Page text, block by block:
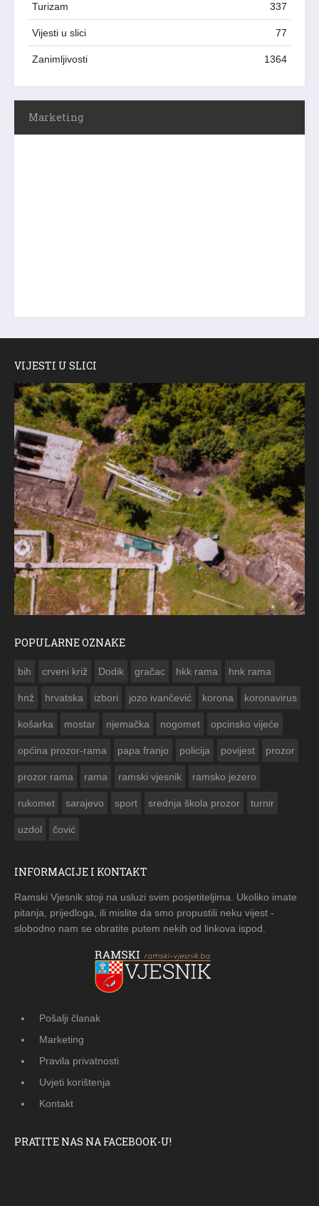
Turizam 337
Vijesti u slici 77
Zanimljivosti 1364
Marketing
VIJESTI U SLICI
POPULARNE OZNAKE
bih crveni križ Dodik gračac hkk rama hnk rama
hnž hrvatska izbori jozo ivančević korona koronavirus
košarka mostar njemačka nogomet opcinsko vijeće
općina prozor-rama papa franjo policija povijest prozor
prozor rama rama ramski vjesnik ramsko jezero
rukomet sarajevo sport srednja škola prozor turnir
uzdol čović
INFORMACIJE I KONTAKT
Ramski Vjesnik stoji na usluzi svim posjetiteljima. Ukoliko imate
pitanja, prijedloga, ili mislite da smo propustili neku vijest -
slobodno nam se obratite putem nekih od linkova ispod.
Pošalji članak
Marketing
Pravila privatnosti
Uvjeti korištenja
Kontakt
PRATITE NAS NA FACEBOOK-U!